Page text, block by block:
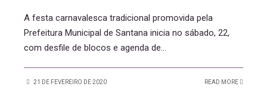
A festa carnavalesca tradicional promovida pela
Prefeitura Municipal de Santana inicia no sábado, 22,
com desfile de blocos e agenda de...
21 DE FEVEREIRO DE 2020 READ MORE